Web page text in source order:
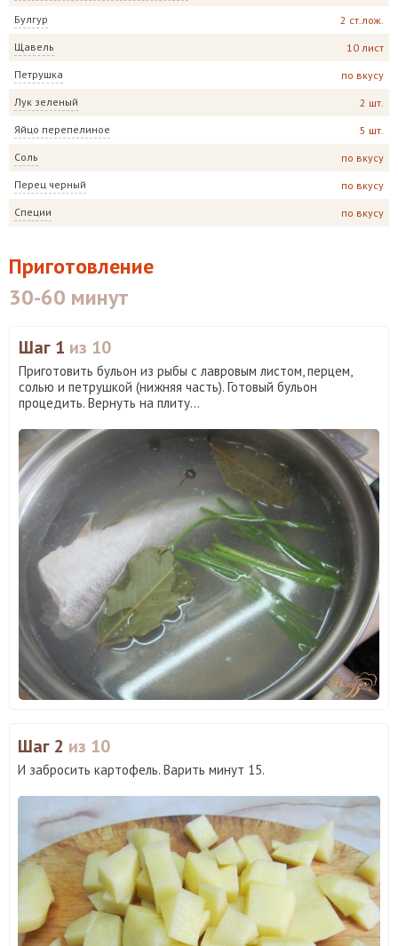
Булгур 2 ст.лож.
Щавель 10 лист
Петрушка по вкусу
Лук зеленый 2 шт.
Яйцо перепелиное 5 шт.
Соль по вкусу
Перец черный по вкусу
Специи по вкусу
Приготовление
30-60 минут
Шаг 1 из 10
Приготовить бульон из рыбы с лавровым листом, перцем,
солью и петрушкой (нижняя часть). Готовый бульон
процедить. Вернуть на плиту...
Шаг 2 из 10
И забросить картофель. Варить минут 15.